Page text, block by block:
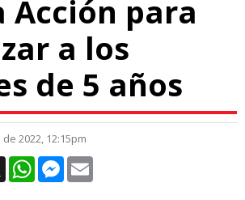
Acción para
a los
de 5 años
2022, 12:15pm
X WhatsAppMessenger